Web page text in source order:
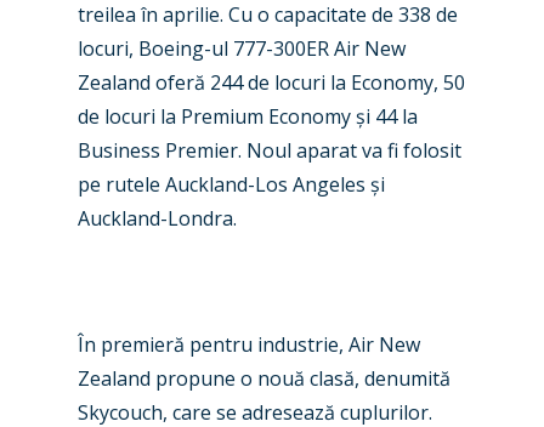
treilea în aprilie. Cu o capacitate de 338 de
locuri, Boeing-ul 777-300ER Air New
Zealand oferă 244 de locuri la Economy, 50
de locuri la Premium Economyși 44 la
Business Premier. Noul aparat va fi folosit
pe rutele Auckland-Los Angeles și
Auckland-Londra.
În premieră pentru industrie, Air New
Zealand propune o nouă clasă, denumită
Skycouch, care se adresează cuplurilor.
New Routes